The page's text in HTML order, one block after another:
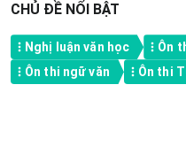
CHỦ ĐỀ NỔI BẬT
Nghị luận văn học Ôn
Ôn thi ngữ văn
Ôn thi